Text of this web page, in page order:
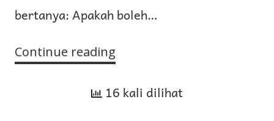
bertanya: Apakah boleh…
Continue reading
Mengambil
16 kali dilihat